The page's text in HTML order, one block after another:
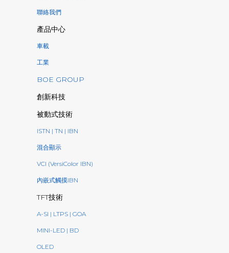
聯絡我們
產品中心
車載
工業
BOE GROUP
創新科技
被動式技術
ISTN | TN | IBN
混合顯示
VCI (VersiColor IBN)
內嵌式觸摸IBN
TFT技術
A-SI | LTPS | GOA
MINI-LED | BD
OLED